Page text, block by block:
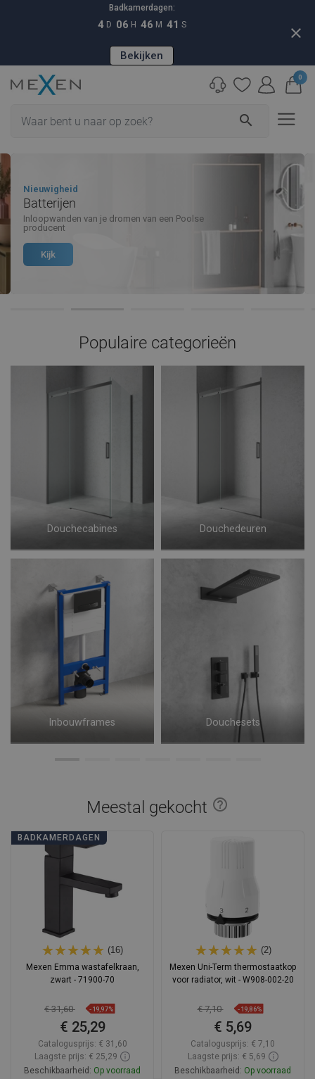
Badkamerdagen:
4 D 06 H 46 M 40 S
Bekijken
close
search
0
Mexen Netherlands
Nieuwigheid
Batterijen
Inloopwanden van je dromen van een Poolse
producent
Kijk
Populaire categorieën
Douchecabines Douchedeuren
Inbouwframes Douchesets
Meestal gekocht help_outline
BADKAMERDAGEN
(16)
Mexen Emma wastafelkraan,
zwart - 71900-70
€ 31,60 -19,97%
€ 25,29
Catalogusprijs: € 31,60
Laagste prijs: € 25,29
Beschikbaarheid: Op voorraad
(2)
Mexen Uni-Term thermostaatkop
voor radiator, wit - W908-002-20
€ 7,10 -19,86%
€ 5,69
Catalogusprijs: € 7,10
Laagste prijs: € 5,69
Beschikbaarheid: Op voorraad